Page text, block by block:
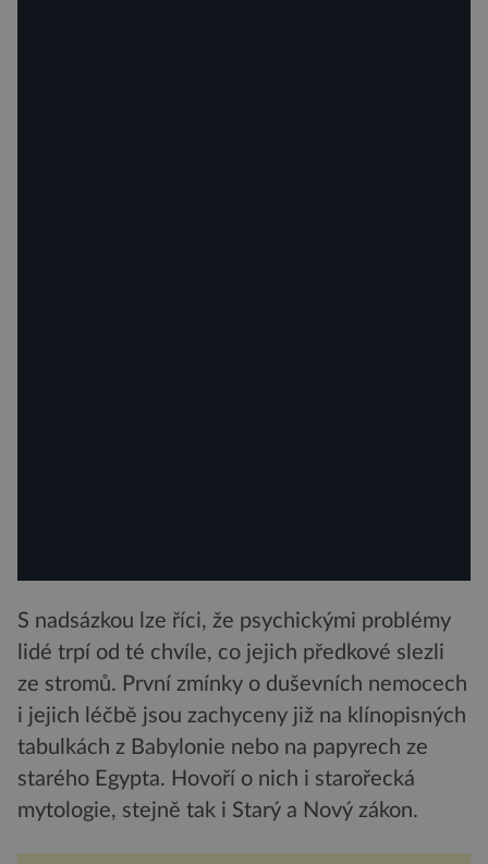
S nadsázkou lze říci, že psychickými problémy
lidé trpí od té chvíle, co jejich předkové slezli
ze stromů. První zmínky o duševních nemocech
i jejich léčbě jsou zachyceny již na klínopisných
tabulkách z Babylonie nebo na papyrech ze
starého Egypta. Hovoří o nich i starořecká
mytologie, stejně tak i Starý a Nový zákon.